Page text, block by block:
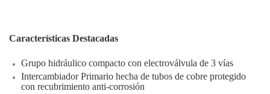
Características Destacadas
Grupo hidráulico compacto con electroválvula de 3 vías
Intercambiador Primario hecha de tubos de cobre protegido
con recubrimiento anti-corrosión